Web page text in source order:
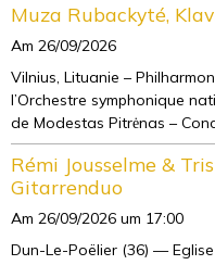
Muza Rubackyté,
Am 26/09/2026
Vilnius, Lituanie –
l’Orchestre symphonique
de Modestas Pitrėnas –
Rémi Jousselme &
Gitarrenduo
Am 26/09/2026 um 17:00
Dun-Le-Poëlier (36) —